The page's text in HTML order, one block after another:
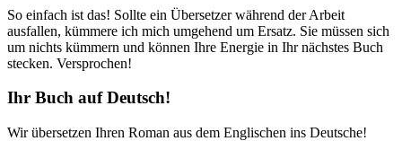
So einfach ist das! Sollte ein Übersetzer während der Arbeit
ausfallen, kümmere ich mich umgehend um Ersatz. Sie müssen sich
um nichts kümmern und können Ihre Energie in Ihr nächstes Buch
stecken. Versprochen!
Ihr Buch auf Deutsch!
Wir übersetzen Ihren Roman aus dem Englischen ins Deutsche!